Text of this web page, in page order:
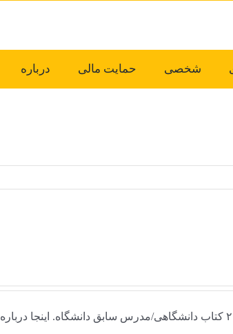
شخصی حمایت مالی درباره
علاقه‌مند به اینترنت و روان‌شناسی/ریاضی‌خوانده/وبلاگ‌نویس/نویسنده ۲ کتاب دانشگاهی/مدرس سابق دانشگاه. اینجا درباره